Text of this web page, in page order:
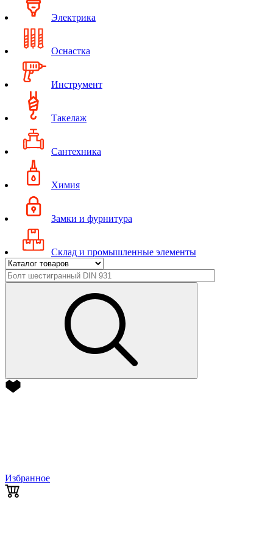
Электрика
Оснастка
Инструмент
Такелаж
Сантехника
Химия
Замки и фурнитура
Склад и промышленные элементы
Избранное